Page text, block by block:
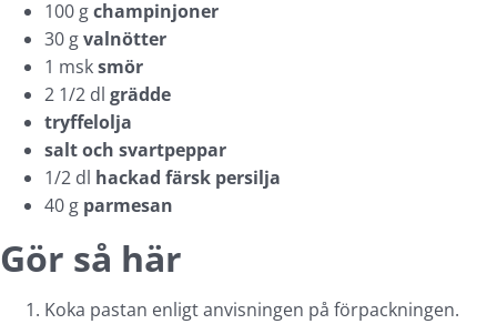
100 gchampinjoner
30 gvalnötter
1 msksmör
2 1/2 dl grädde
tryffelolja
salt och svartpeppar
1/2 dl hackad färsk persilja
40 g parmesan
Gör så här
Koka pastan enligt anvisningen på förpackningen.